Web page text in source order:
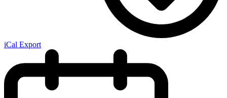
iCal Export